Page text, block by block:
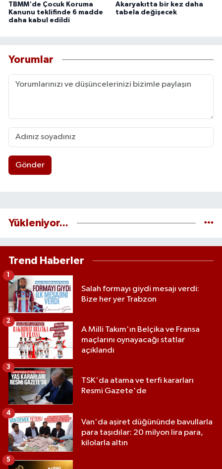
TBMM'de Çocuk Koruma
Kanunu teklifinde 6 madde
daha kabul edildi
Akaryakıtta bir kez daha
tabela değişecek
Yorumlar
Gönder
Yükleniyor...
Trend Haberler
Salah formayı giydi mesajı verdi:
Bize her yer Trabzon
A Milli Takım'ın Belçika ve Fransa
maçlarını oynayacağı statlar
açıklandı
2
TSK'da atama ve terfi kararları
Resmi Gazete'de
3
Van'da aşiret düğününde bavullarla
para taşıdılar: 20 milyon lira para,
kilolarla altın
4
5